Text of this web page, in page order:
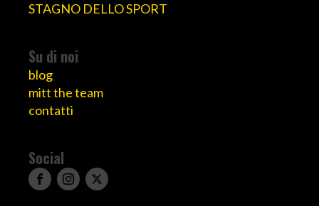
STAGNO DELLO SPORT
Su di noi
blog
mitt the team
contatti
Social